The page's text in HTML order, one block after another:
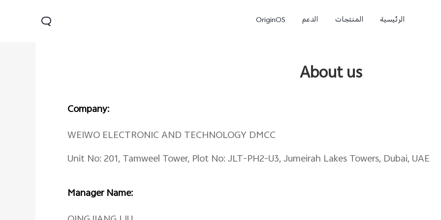
الرئيسية المنتجات الدعم OriginOS
V40 Lite 4G
V50 Lite جديد V30 Lite
Y04 جديد
About us
Company:
WEIWO ELECTRONIC AND TECHNOLOGY DMCC
Unit No: 201, Tamweel Tower, Plot No: JLT-PH2-U3, Jumeirah Lakes Towers, Dubai, UAE
Manager Name: